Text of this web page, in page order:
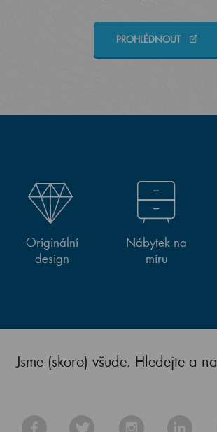
PROHLÉDNOUT
Originální
design
Nábytek na
míru
Jsme (skoro) všude. Hledejte a